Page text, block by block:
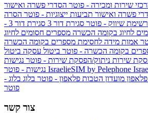
שירות ומכירה - פוטר הסדרי פשרה ואישור
פשרה ואישור תביעות ייצוגיות - פוטר הסרה
שיווק - פוטר סגירת דור 3
סגירת דור 3 -
לחיוג בקומה הכשרה מספרים חסומים לחיוג
אמות מידה לחסימת מספרים בקומה הכשרה
בקומה הכשרה - פוטר ביטול עסקה ביטול
שירות ניתוק/הפסקת שירות - פוטר נגישות
IsraelieSIM by Pelephone
מועדון הטבות פלאפון - פוטר בלוג בלוג -
פוטר
צור קשר